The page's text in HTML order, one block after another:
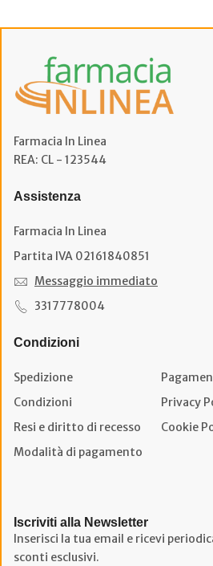
Farmacia In Linea
REA: CL - 123544
Assistenza
Farmacia In Linea
Partita IVA 02161840851
Messaggio immediato
3317778004
Condizioni
Spedizione
Condizioni
Privacy
Resi e diritto di recesso
Cookie
Modalità di pagamento
Iscriviti alla Newsletter
Inserisci la tua email e ricevi
sconti esclusivi.